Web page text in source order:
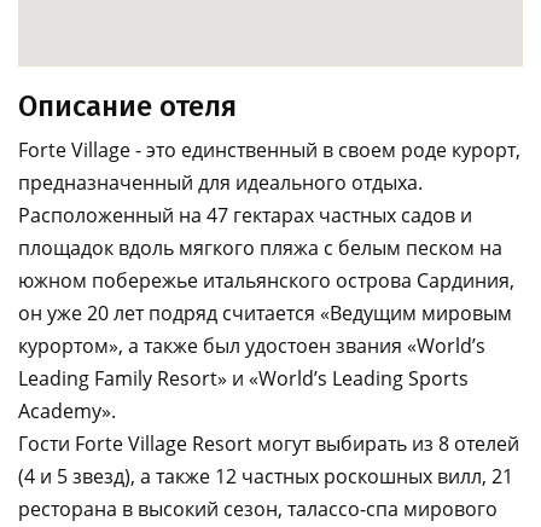
Описание отеля
Forte Village - это единственный в своем роде курорт,
предназначенный для идеального отдыха.
Расположенный на 47 гектарах частных садов и
площадок вдоль мягкого пляжа с белым песком на
южном побережье итальянского острова Сардиния,
он уже 20 лет подряд считается «Ведущим мировым
курортом», а также был удостоен звания «World’s
Leading Family Resort» и «World’s Leading Sports
Academy».
Гости Forte Village Resort могут выбирать из 8 отелей
(4 и 5 звезд), а также 12 частных роскошных вилл, 21
ресторана в высокий сезон, талассо-спа мирового